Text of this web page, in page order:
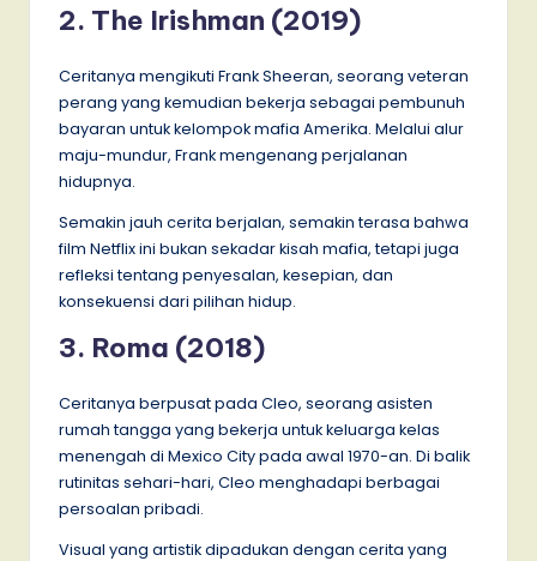
2. The Irishman (2019)
Ceritanya mengikuti Frank Sheeran, seorang veteran
perang yang kemudian bekerja sebagai pembunuh
bayaran untuk kelompok mafia Amerika. Melalui alur
maju-mundur, Frank mengenang perjalanan
hidupnya.
Semakin jauh cerita berjalan, semakin terasa bahwa
film Netflix ini bukan sekadar kisah mafia, tetapi juga
refleksi tentang penyesalan, kesepian, dan
konsekuensi dari pilihan hidup.
3. Roma (2018)
Ceritanya berpusat pada Cleo, seorang asisten
rumah tangga yang bekerja untuk keluarga kelas
menengah di Mexico City pada awal 1970-an. Di balik
rutinitas sehari-hari, Cleo menghadapi berbagai
persoalan pribadi.
Visual yang artistik dipadukan dengan cerita yang